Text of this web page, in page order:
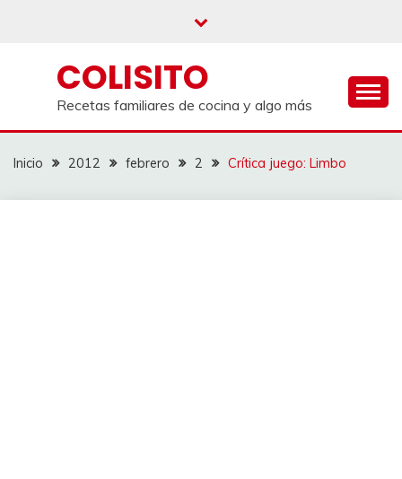
COLISITO
Recetas familiares de cocina y algo más
Inicio 2012 febrero 2 Crítica juego: Limbo